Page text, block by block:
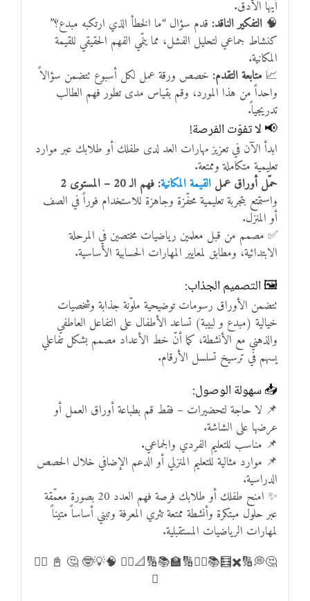
أيها الأدق.
🧠 التفكير الناقد: قدم سؤال “ما الخطأ الذي ارتكبه مبدع؟”
كنشاط جماعي لتحليل الفشل، مما ينمّي الفهم الحقيقي للقيمة
المكانية.
📈 متابعة التقدم: خصص ورقة عمل لكل أسبوع تتضمن سؤالاً
واحداً من هذا المورد، وقم بقياس مدى تطور فهم الطالب
تدريجياً.
📢 لا تفوّت الفرصة!
ابدأ الآن في تعزيز مهارات العد لدى طفلك أو طلابك عبر موارد
تعليمية متكاملة وممتعة.
حمّل أوراق عمل القيمة المكانية: فهم الـ 20 – المستوى 2
واستمتع بتجربة تعليمية محفّزة وجاهزة للاستخدام فوراً في الصف
أو المنزل.
✅ مصمم من قبل معلمين رياضيات مختصين في المرحلة
الابتدائية، ومطابق لمعايير المهارات الحسابية الأساسية.
🖼️ التصميم الجذاب:
تتضمن الأوراق رسومات توضيحية ملوّنة جذابة وشخصيات
خيالية (مبدع و لبيبة) تساعد الأطفال على التفاعل العاطفي
والذهني مع الأنشطة، كما أنّ خط الأعداد مصمم بشكل تفاعلي
يسهم في ترسيخ تسلسل الأرقام.
📥 سهولة الوصول:
📌 لا حاجة لتحضيرات – فقط قم بطباعة أوراق العمل أو
عرضها على الشاشة.
📌 مناسب للتعليم الفردي والجماعي.
📌 موارد مثالية للتعليم المنزلي أو الدعم الإضافي خلال الحصص
الدراسية.
✨ امنح طفلك أو طلابك فرصة فهم العدد 20 بصورة معمّقة
عبر حلول مبتكرة وأنشطة ممتعة تثري المعرفة وتبني أساساً متيناً
لمهارات الرياضيات المستقبلية.
🤔💭🔢✖️🧮📚➕➗🔢🏫📚🔢📐✍🏻 🧠💡🤓 🤔 📓 ✍🏻
🧮